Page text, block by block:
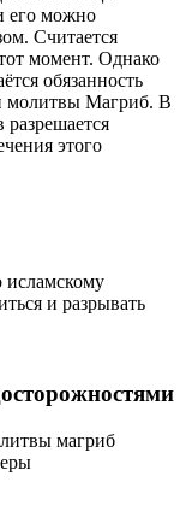
его можно
Считается
момент. Однако
обязанность
молитвы Магриб. В
разрешается
этого
исламскому
и разрывать
магриб